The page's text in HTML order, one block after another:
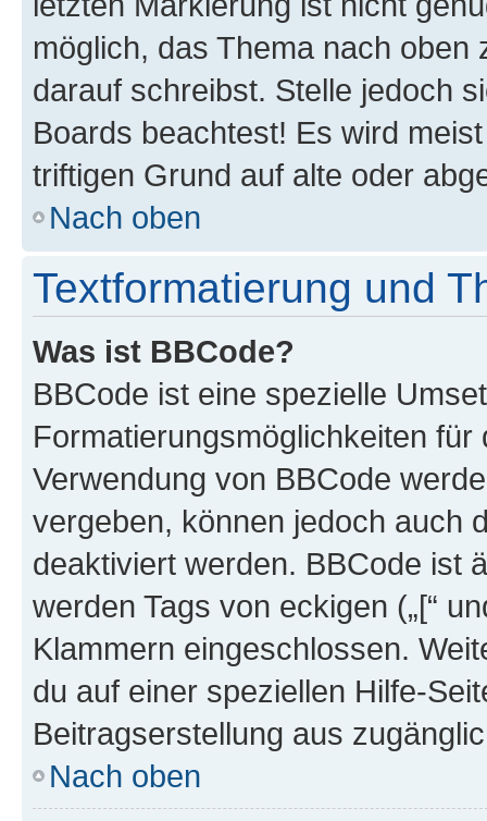
möglich, das Thema nach oben
darauf schreibst. Stelle jedoch
Boards beachtest! Es wird
triftigen Grund auf alte oder
Nach oben
Textformatierung und
Was ist BBCode?
BBCode ist eine spezielle
Formatierungsmöglichkeiten
Verwendung von BBCode
vergeben, können jedoch auch
deaktiviert werden. BBCode ist
werden Tags von eckigen („[“
Klammern eingeschlossen.
du auf einer speziellen Hilfe-
Beitragserstellung aus
Nach oben